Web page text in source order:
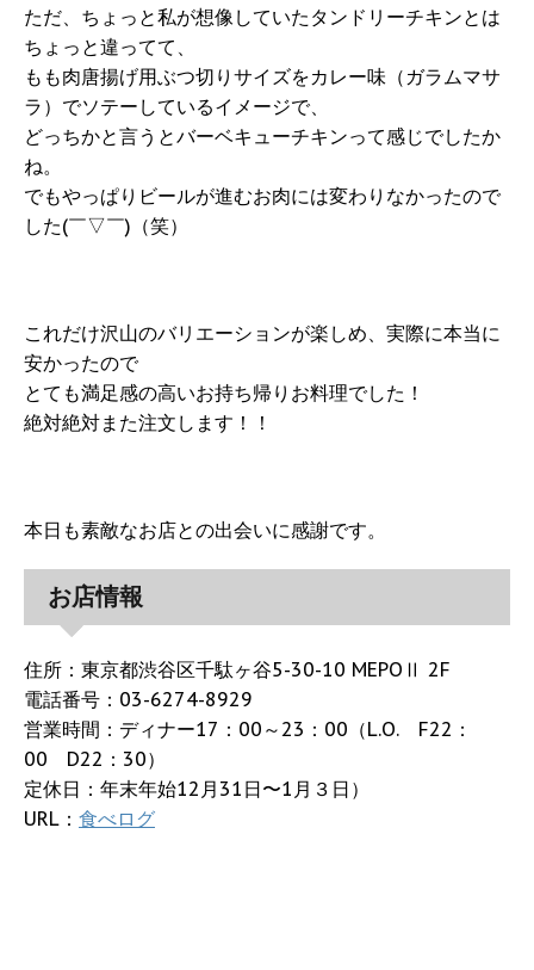
ただ、ちょっと私が想像していたタンドリーチキンとは
ちょっと違ってて、
もも肉唐揚げ用ぶつ切りサイズをカレー味（ガラムマサ
ラ）でソテーしているイメージで、
どっちかと言うとバーベキューチキンって感じでしたか
ね。
でもやっぱりビールが進むお肉には変わりなかったので
した(￣▽￣)（笑）
これだけ沢山のバリエーションが楽しめ、実際に本当に
安かったので
とても満足感の高いお持ち帰りお料理でした！
絶対絶対また注文します！！
本日も素敵なお店との出会いに感謝です。
お店情報
住所：東京都渋谷区千駄ヶ谷5-30-10 MEPOⅡ 2F
電話番号：03-6274-8929
営業時間：ディナー17：00～23：00（L.O. F22：
00 D22：30）
定休日：年末年始12月31日〜1月３日）
URL： 食べログ